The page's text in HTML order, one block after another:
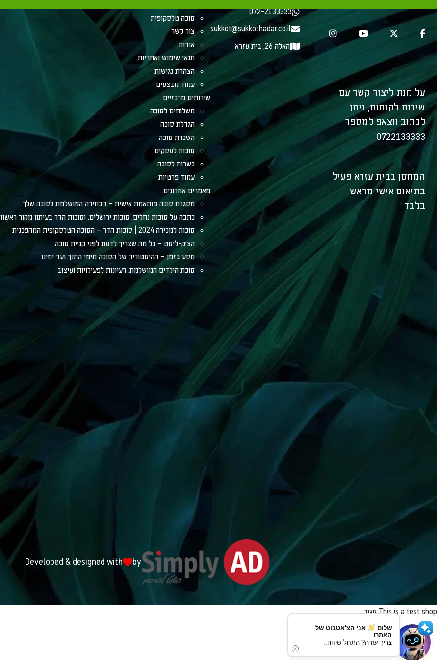
על מנת ליצור קשר עם
שירות לקוחות, ניתן
לכתוב ווצאפ למספר
0722133333
המחסן בבית עזרא פעיל
בתיאום אישי מראש
בלבד
072-2133333
sukkot@sukkothadar.co.il
האלה 26, בית עזרא
סוכה טלסקופית
צור קשר
אודות
תנאי שימוש ואחריות
הצהרת נגישות
עמוד מבצעים
שירותים מרכזיים
משלוחים לסוכה
הגדלת סוכה
השכרת סוכה
סוכות לעסקים
כשרות לסוכה
עמוד פרטיות
מאמרים אחרונים
מסגרת סוכה מותאמת אישית – הבחירה המושלמת לסוכה שלך
כתבה על סוכות נחלים, סוכות ירושלים, וסוכות הדר בעיתון מקור ראשון
סוכות למכירה 2024 | סוכות הדר – הסוכה הטלסקופית המהפכנית
הצ׳ק-ליסט – כל מה שצריך לדעת לפני קניית סוכה
מסע בזמן – ההיסטוריה של הסוכה מימי התנך ועד ימינו
סוכת הילדים המושלמת: רעיונות לפעילויות ועיצוב
Developed & designed with by
This is a test shopסגור
שלום
אני הצ'אטבוט של
האתר!
צריך עזרה? התחל שיחה..